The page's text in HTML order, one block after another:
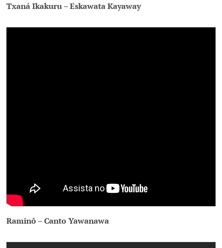
Txaná Ikakuru – Eskawata Kayaway
Raminô – Canto Yawanawa